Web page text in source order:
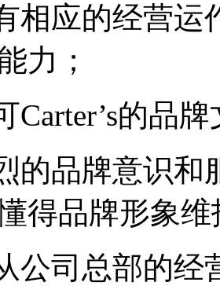
应的经营运
力；
的品牌
品牌意识和
得品牌形象
司总部的经